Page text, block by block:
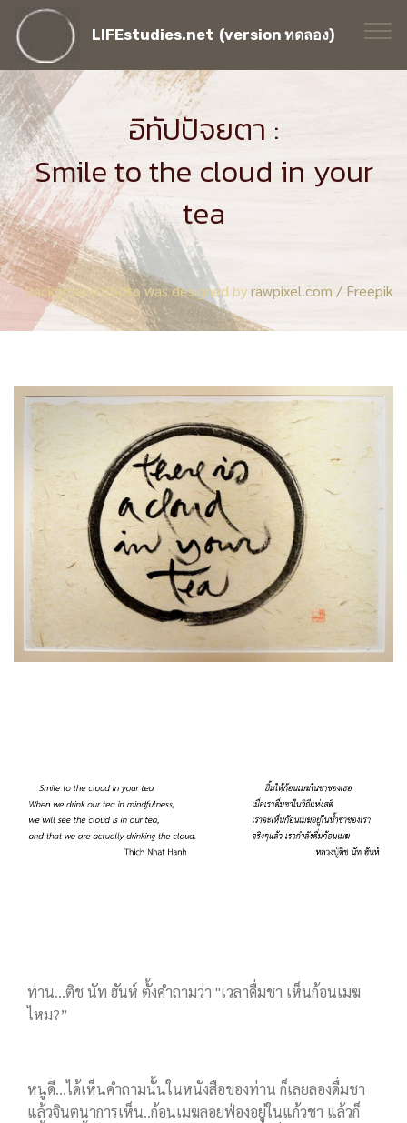
LIFEstudies.net (version ทดลอง)
อิทัปปัจยตา :
Smile to the cloud in your
tea
Background photo was designed byrawpixel.com / Freepik
ท่าน...ติช นัท ฮันห์ ตั้งคำถามว่า "เวลาดื่มชา เห็นก้อนเมฆ
ไหม?”
หนูดี...ได้เห็นคำถามนั้นในหนังสือของท่าน ก็เลยลองดื่มชา
แล้วจินตนาการเห็น..ก้อนเมฆลอยฟ่องอยู่ในแก้วชา แล้วก็